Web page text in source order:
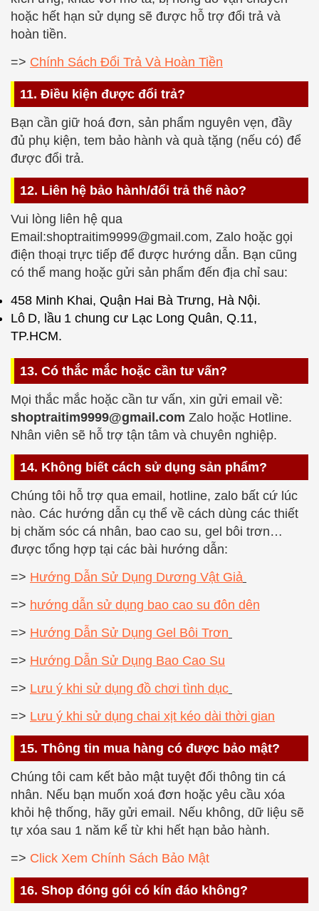
hoặc hết hạn sử dụng sẽ được hỗ trợ đổi trả và
hoàn tiền.
=> Chính Sách Đổi Trả Và Hoàn Tiền
11. Điều kiện được đổi trả?
Bạn cần giữ hoá đơn, sản phẩm nguyên vẹn, đầy
đủ phụ kiện, tem bảo hành và quà tặng (nếu có) để
được đổi trả.
12. Liên hệ bảo hành/đổi trả thế nào?
Vui lòng liên hệ qua
Email:shoptraitim9999@gmail.com, Zalo hoặc gọi
điện thoại trực tiếp để được hướng dẫn. Bạn cũng
có thể mang hoặc gửi sản phẩm đến địa chỉ sau:
458 Minh Khai, Quận Hai Bà Trưng, Hà Nội.
Lô D, lầu 1 chung cư Lạc Long Quân, Q.11,
TP.HCM.
13. Có thắc mắc hoặc cần tư vấn?
Mọi thắc mắc hoặc cần tư vấn, xin gửi email về:
shoptraitim9999@gmail.com Zalo hoặc Hotline.
Nhân viên sẽ hỗ trợ tận tâm và chuyên nghiệp.
14. Không biết cách sử dụng sản phẩm?
Chúng tôi hỗ trợ qua email, hotline, zalo bất cứ lúc
nào. Các hướng dẫn cụ thể về cách dùng các thiết
bị chăm sóc cá nhân, bao cao su, gel bôi trơn…
được tổng hợp tại các bài hướng dẫn:
=> Hướng Dẫn Sử Dụng Dương Vật Giả
=> hướng dẫn sử dụng bao cao su đôn dên
=> Hướng Dẫn Sử Dụng Gel Bôi Trơn
=> Hướng Dẫn Sử Dụng Bao Cao Su
=> Lưu ý khi sử dụng đồ chơi tình dục
=> Lưu ý khi sử dụng chai xịt kéo dài thời gian
15. Thông tin mua hàng có được bảo mật?
Chúng tôi cam kết bảo mật tuyệt đối thông tin cá
nhân. Nếu bạn muốn xoá đơn hoặc yêu cầu xóa
khỏi hệ thống, hãy gửi email. Nếu không, dữ liệu sẽ
tự xóa sau 1 năm kể từ khi hết hạn bảo hành.
=> Click Xem Chính Sách Bảo Mật
16. Shop đóng gói có kín đáo không?